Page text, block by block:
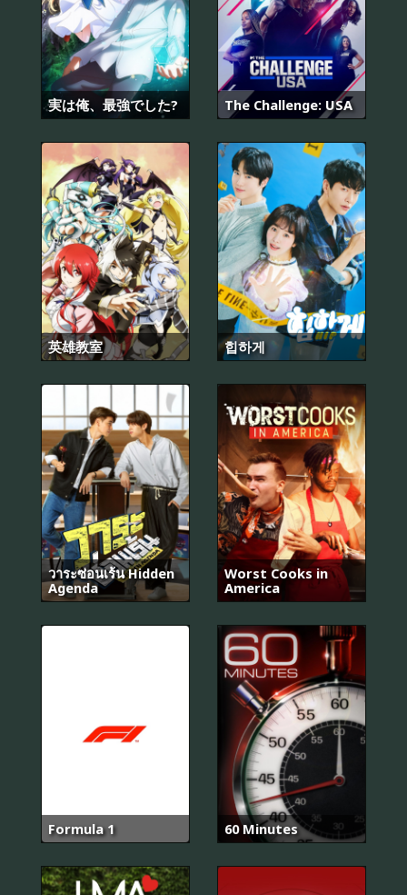
実は俺、最強でした? The Challenge: USA
英雄教室 힙하게
วาระซ่อนเร้น Hidden
Agenda
Worst Cooks in
America
Formula 1 60 Minutes